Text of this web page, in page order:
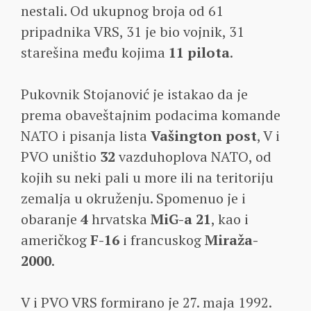
nestali. Od ukupnog broja od 61
pripadnika VRS, 31 je bio vojnik, 31
starešina među kojima 11 pilota.
Pukovnik Stojanović je istakao da je
prema obaveštajnim podacima komande
NATO i pisanja lista Vašington post, V i
PVO uništio 32 vazduhoplova NATO, od
kojih su neki pali u more ili na teritoriju
zemalja u okruženju. Spomenuo je i
obaranje 4hrvatska MiG-a 21, kao i
američkogF-16 i francuskogMiraža-
2000.
V i PVO VRS formirano je 27. maja 1992.